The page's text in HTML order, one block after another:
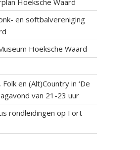
en softbalvereniging
Hoeksche Waard
en (Alt)Country in ‘De
van 21-23 uur
rondleidingen op Fort